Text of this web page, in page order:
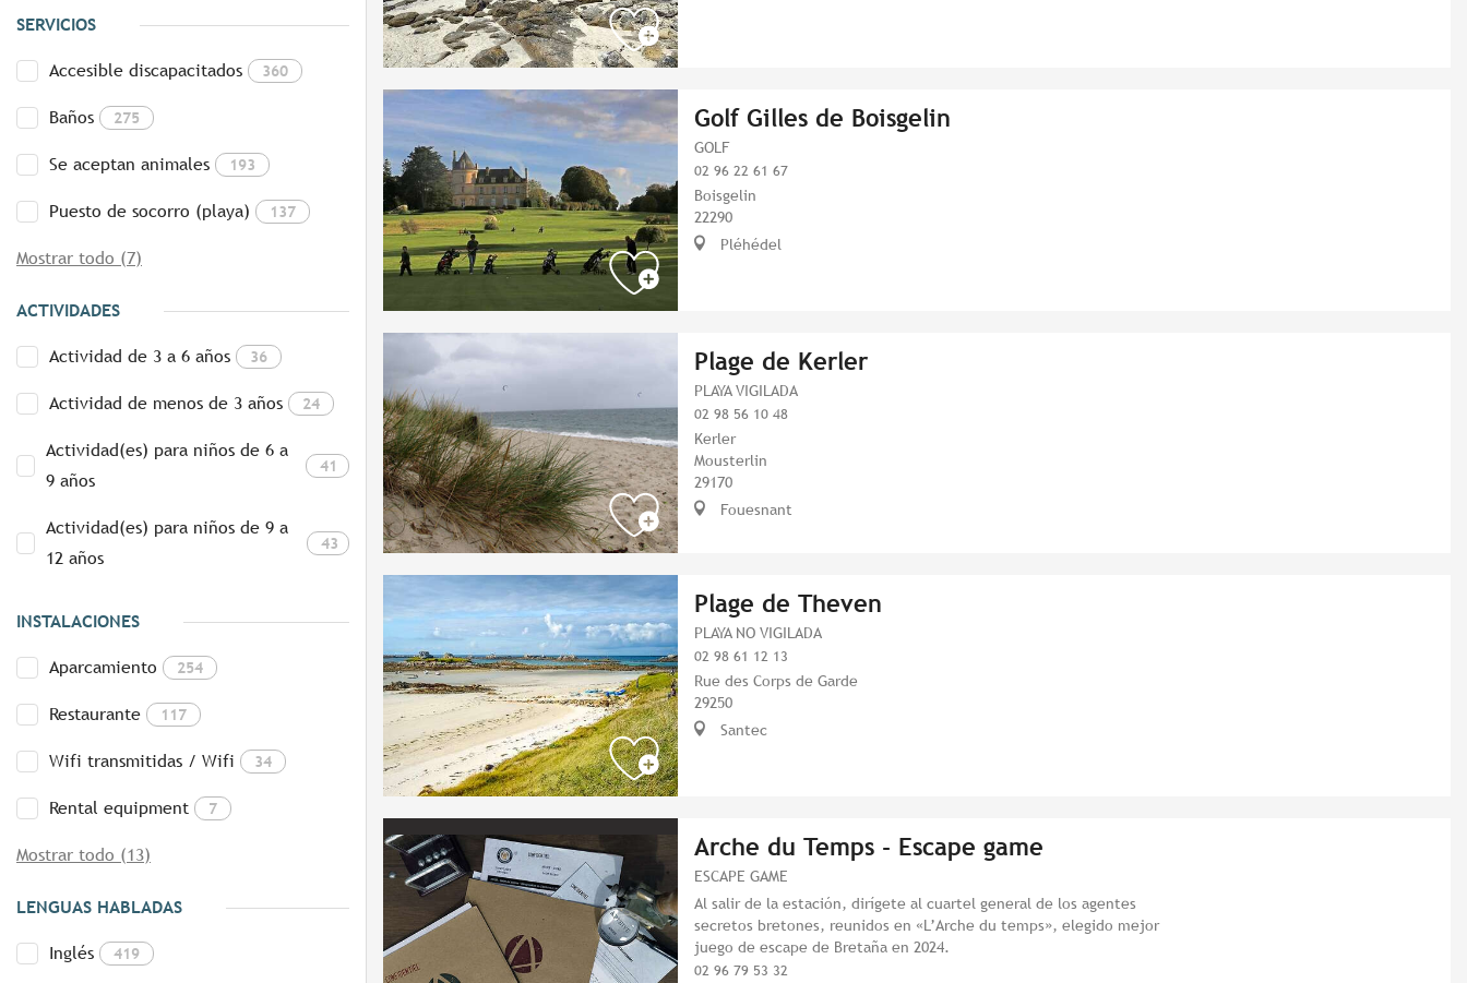
SERVICIOS
Accesible discapacitados 360
Baños 275
Se aceptan animales 193
Puesto de socorro (playa) 137
Mostrar todo (7)
ACTIVIDADES
Actividad de 3 a 6 años 36
Actividad de menos de 3 años 24
Actividad(es) para niños de 6 a
9 años
41
Actividad(es) para niños de 9 a
12 años
43
INSTALACIONES
Aparcamiento 254
Restaurante 117
Wifi transmitidas / Wifi 34
Rental equipment 7
Mostrar todo (13)
LENGUAS HABLADAS
Inglés 419
Golf Gilles de Boisgelin
GOLF
02 96 22 61 67
Boisgelin
22290
Pléhédel
Plage de Kerler
PLAYA VIGILADA
02 98 56 10 48
Kerler
Mousterlin
29170
Fouesnant
Plage de Theven
PLAYA NO VIGILADA
02 98 61 12 13
Rue des Corps de Garde
29250
Santec
Arche du Temps - Escape game
ESCAPE GAME
Al salir de la estación, dirígete al cuartel general de los agentes
secretos bretones, reunidos en «L’Arche du temps», elegido mejor
juego de escape de Bretaña en 2024.
02 96 79 53 32